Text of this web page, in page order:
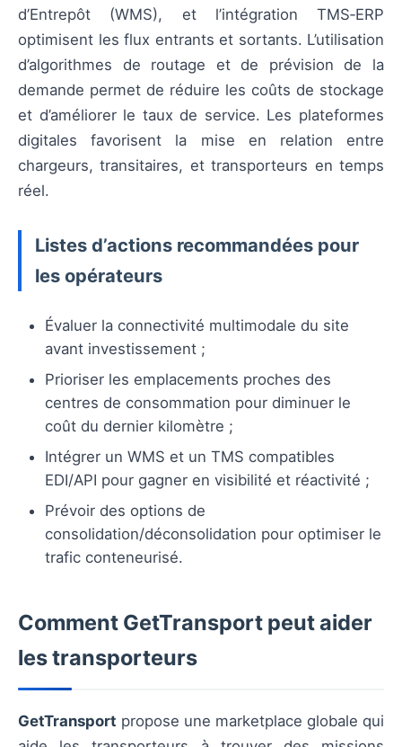
d’Entrepôt (WMS), et l’intégration TMS‑ERP
optimisent les flux entrants et sortants. L’utilisation
d’algorithmes de routage et de prévision de la
demande permet de réduire les coûts de stockage
et d’améliorer le taux de service. Les plateformes
digitales favorisent la mise en relation entre
chargeurs, transitaires, et transporteurs en temps
réel.
Listes d’actions recommandées pour
les opérateurs
Évaluer la connectivité multimodale du site
avant investissement ;
Prioriser les emplacements proches des
centres de consommation pour diminuer le
coût du dernier kilomètre ;
Intégrer un WMS et un TMS compatibles
EDI/API pour gagner en visibilité et réactivité ;
Prévoir des options de
consolidation/déconsolidation pour optimiser le
trafic conteneurisé.
Comment GetTransport peut aider
les transporteurs
GetTransport propose une marketplace globale qui